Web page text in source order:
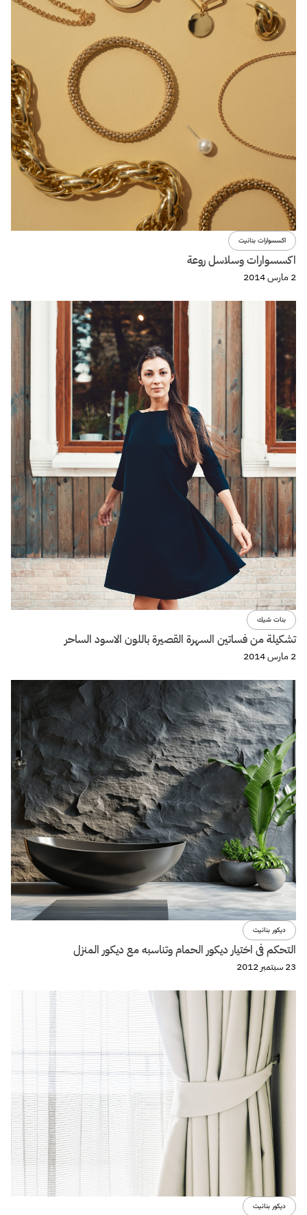
اكسسوارات بنانيت
اكسسوارات وسلاسل روعة
2 مارس 2014
بنات شيك
تشكيلة من فساتين السهرة القصيرة باللون الاسود الساحر
2 مارس 2014
ديكور بنانيت
التحكم فى اختيار ديكور الحمام وتناسبه مع ديكور المنزل
23 سبتمبر 2012
ديكور بنانيت